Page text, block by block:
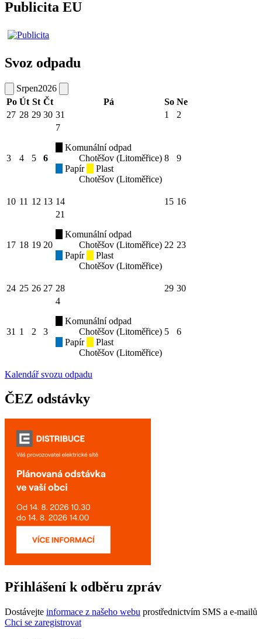
Publicita EU
Svoz odpadu
Srpen2026
Po Út St Čt Pá So Ne
27 28 29 30 31 1 2
3 4 5 6
7
Komunální odpad
Chotěšov (Litoměřice)
Papír
Plast
Chotěšov (Litoměřice)
8 9
10 11 12 13 14 15 16
17 18 19 20
21
Komunální odpad
Chotěšov (Litoměřice)
Papír
Plast
Chotěšov (Litoměřice)
22 23
24 25 26 27 28 29 30
31 1 2 3
4
Komunální odpad
Chotěšov (Litoměřice)
Papír
Plast
Chotěšov (Litoměřice)
5 6
Kalendář svozu odpadu
ČEZ odstávky
Přihlášení k odběru zpráv
Dostávejte informace z našeho webu prostřednictvím SMS a e-mailů
Chci se zaregistrovat